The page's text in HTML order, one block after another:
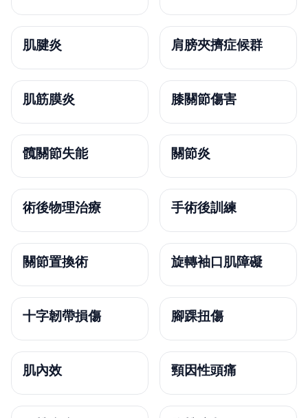
肌腱炎 肩膀夾擠症候群
肌筋膜炎 膝關節傷害
髖關節失能 關節炎
術後物理治療 手術後訓練
關節置換術 旋轉袖口肌障礙
十字韌帶損傷 腳踝扭傷
肌內效 頸因性頭痛